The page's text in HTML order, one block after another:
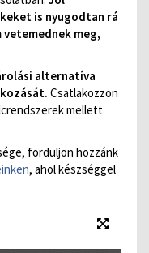
is nyugodtan rá
meg,
alternatíva
Csatlakozzon
mellett
forduljon hozzánk
, ahol készséggel